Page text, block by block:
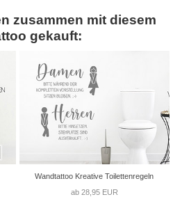
zusammen mit diesem
gekauft:
Wandtattoo Kreative Toilettenregeln
ab 28,95 EUR